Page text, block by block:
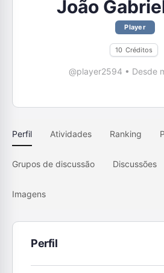
João
Player
10 Créditos
@player2594 • Desde
Perfil Atividades Ranking
Grupos de discussão Discussões
Imagens
Perfil